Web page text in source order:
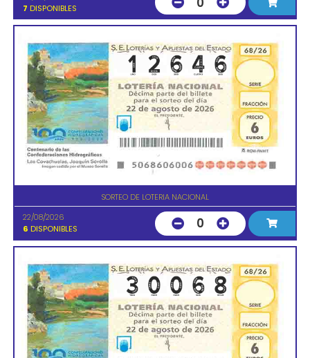
7 DISPONIBLES
SORTEO DE LOTERIA NACIONAL
22/08/2026
6 DISPONIBLES 0